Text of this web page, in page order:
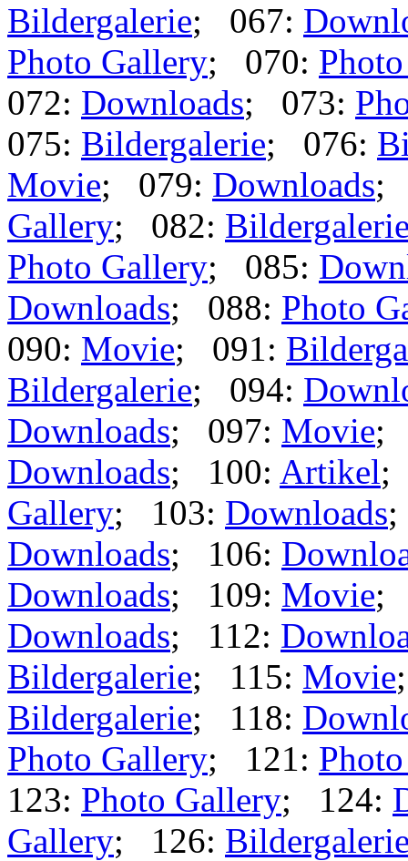
Bildergalerie; 067:
Photo Gallery; 070:
072: Downloads; 073:
075: Bildergalerie; 076:
Movie; 079: Downloads;
Gallery; 082:
Photo Gallery; 085:
Downloads; 088: Photo
090: Movie; 091:
Bildergalerie; 094:
Downloads; 097: Movie;
Downloads; 100: Artikel;
Gallery; 103: Downloads
Downloads; 106:
Downloads; 109: Movie;
Downloads; 112:
Bildergalerie; 115: Movie
Bildergalerie; 118:
Photo Gallery; 121:
123: Photo Gallery; 124:
Gallery; 126: